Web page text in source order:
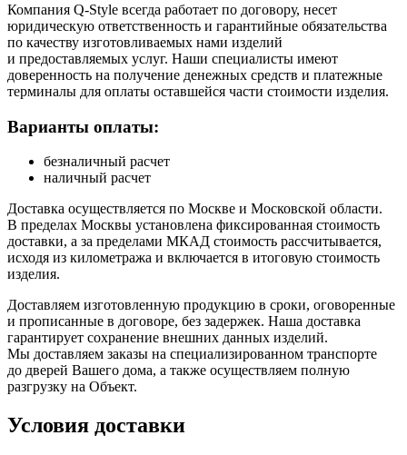
Компания Q-Style всегда работает по договору, несет
юридическую ответственность и гарантийные обязательства
по качеству изготовливаемых нами изделий
и предоставляемых услуг. Наши специалисты имеют
доверенность на получение денежных средств и платежные
терминалы для оплаты оставшейся части стоимости изделия.
Варианты оплаты:
безналичный расчет
наличный расчет
Доставка осуществляется по Москве и Московской области.
В пределах Москвы установлена фиксированная стоимость
доставки, а за пределами МКАД стоимость рассчитывается,
исходя из километража и включается в итоговую стоимость
изделия.
Доставляем изготовленную продукцию в сроки, оговоренные
и прописанные в договоре, без задержек. Наша доставка
гарантирует сохранение внешних данных изделий.
Мы доставляем заказы на специализированном транспорте
до дверей Вашего дома, а также осуществляем полную
разгрузку на Объект.
Условия доставки